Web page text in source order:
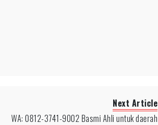
Next Article
WA: 0812-3741-9002 Basmi Ahli untuk daerah